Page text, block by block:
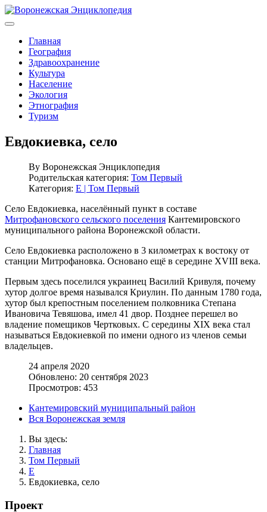
Главная
География
Здравоохранение
Культура
Население
Экология
Этнография
Туризм
Евдокиевка, село
By Воронежская Энциклопедия
Родительская категория: Том Первый
Категория: Е | Том Первый
Село Евдокиевка, населённый пункт в составе
Митрофановского сельского поселения Кантемировского
муниципального района Воронежской области.
Село Евдокиевка расположено в 3 километрах к востоку от
станции Митрофановка. Основано ещё в середине XVIII века.
Первым здесь поселился украинец Василий Кривуля, почему
хутор долгое время назывался Криулин. По данным 1780 года,
хутор был крепостным поселением полковника Степана
Ивановича Тевяшова, имел 41 двор. Позднее перешел во
владение помещиков Чертковых. С середины XIX века стал
называться Евдокиевкой по имени одного из членов семьи
владельцев.
24 апреля 2020
Обновлено: 20 сентября 2023
Просмотров: 453
Кантемировский муниципальный район
Вся Воронежская земля
Вы здесь:
Главная
Том Первый
Е
Евдокиевка, село
Проект